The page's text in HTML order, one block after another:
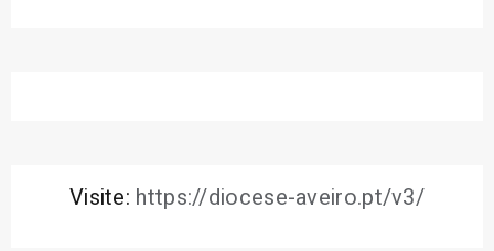
Visite: https://diocese-aveiro.pt/v3/